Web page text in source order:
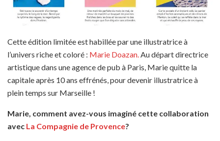
Cette édition limitée est habillée par une illustratrice à
l’univers riche et coloré : Marie Doazan.Au départ directrice
artistique dans une agence de pub à Paris, Marie quitte la
capitale après 10 ans effrénés, pour devenir illustratrice à
plein temps sur Marseille !
Marie, comment avez-vous imaginé cette collaboration
avec La Compagnie de Provence?